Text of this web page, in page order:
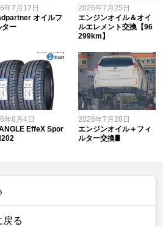
年7月17日
オイルフ
ター
2026年7月25日
エンジンオイル＆オイ
ルエレメント交換【96
299km】
年8月4日
EffeX Spor
2026年7月28日
エンジンオイル＋フィ
ルター交換🛢️
戻る